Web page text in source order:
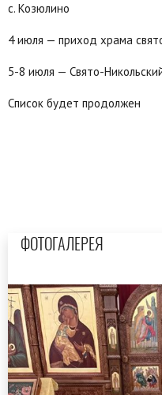
с. Козюлино
4 июля — приход храма
5-8 июля — Свято-
Список будет продолжен
ФОТОГАЛЕРЕЯ